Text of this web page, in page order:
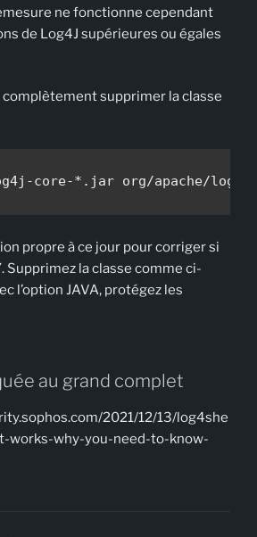
ne fonctionne cependant
de Log4J supérieures ou égales
complètement supprimer la classe
propre à ce jour pour corriger si
Supprimez la classe comme ci-
l’option JAVA, protégez les
au grand complet
2021/12/13/log4she
works-why-you-need-to-know-